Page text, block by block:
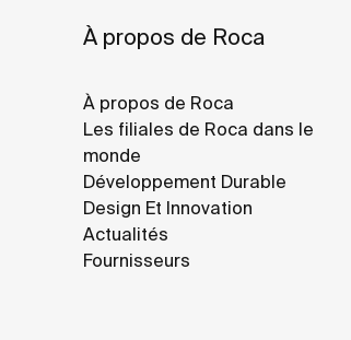
À propos de Roca
À propos de Roca
Les filiales de Roca dans le
monde
Développement Durable
Design Et Innovation
Actualités
Fournisseurs